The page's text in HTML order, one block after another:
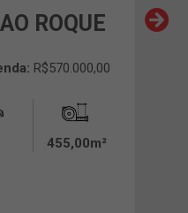
ROQUE
R$570.000,00
455,00m²